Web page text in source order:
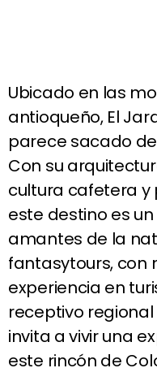
Ubicado en las
antioqueño, El
parece sacado
Con su
cultura cafetera y
este destino es
amantes de la
fantasytours, con
experiencia en
receptivo
invita a vivir una
este rincón de